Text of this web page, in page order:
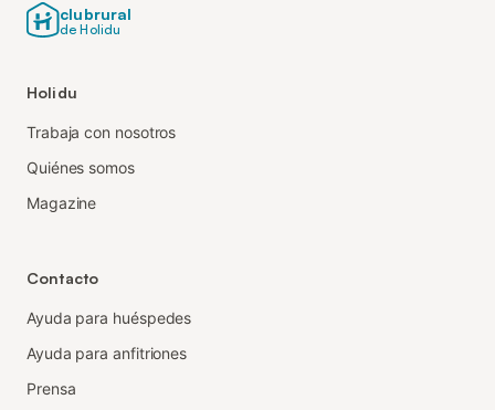
clubrural
de Holidu
Holidu
Trabaja con nosotros
Quiénes somos
Magazine
Contacto
Ayuda para huéspedes
Ayuda para anfitriones
Prensa